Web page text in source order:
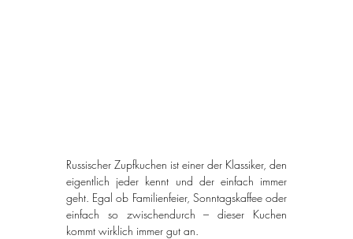
Russischer Zupfkuchen ist einer der Klassiker, den
eigentlich jeder kennt und der einfach immer
geht. Egal ob Familienfeier, Sonntagskaffee oder
einfach so zwischendurch – dieser Kuchen
kommt wirklich immer gut an.